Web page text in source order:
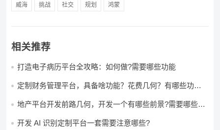
威海 挑战 社交 规划 鸿蒙
相关推荐
打造电子病历平台全攻略：如何做?需要哪些功能
定制财务管理平台，具备啥功能？花费几何？有哪些功能?
地产平台开发前路几何，开发一个有哪些前景?需要哪些费
开发 AI 识别定制平台一套需要注意哪些?